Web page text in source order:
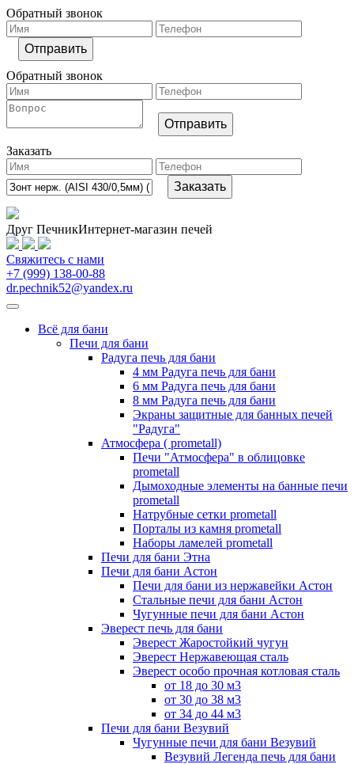
Обратный звонок
Обратный звонок
Заказать
Друг ПечникИнтернет-магазин печей
Свяжитесь с нами
+7 (999) 138-00-88
dr.pechnik52@yandex.ru
Всё для бани
Печи для бани
Радуга печь для бани
4 мм Радуга печь для бани
6 мм Радуга печь для бани
8 мм Радуга печь для бани
Экраны защитные для банных печей
"Радуга"
Атмосфера ( prometall)
Печи "Атмосфера" в облицовке
prometall
Дымоходные элементы на банные печи
prometall
Натрубные сетки prometall
Порталы из камня prometall
Наборы ламелей prometall
Печи для бани Этна
Печи для бани Астон
Печи для бани из нержавейки Астон
Стальные печи для бани Астон
Чугунные печи для бани Астон
Эверест печь для бани
Эверест Жаростойкий чугун
Эверест Нержавеющая сталь
Эверест особо прочная котловая сталь
от 18 до 30 м3
от 30 до 38 м3
от 34 до 44 м3
Печи для бани Везувий
Чугунные печи для бани Везувий
Везувий Легенда печь для бани